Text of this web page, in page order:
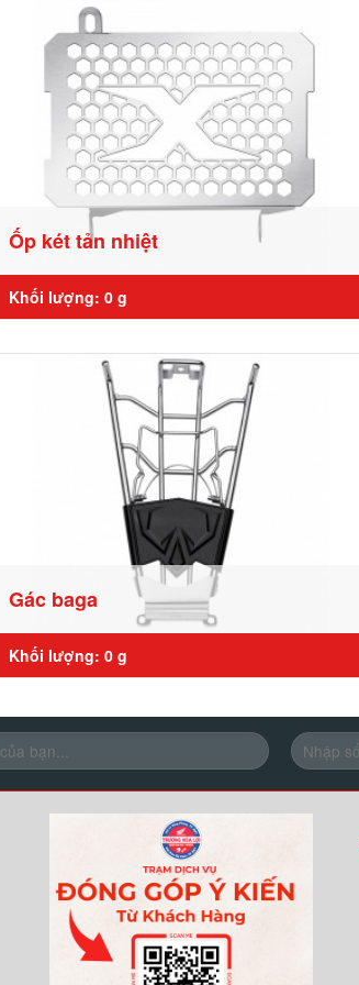
Ốp két tản nhiệt
Khối lượng: 0 g
Gác baga
Khối lượng: 0 g